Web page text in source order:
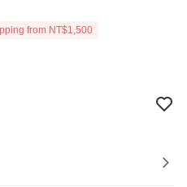
from NT$1,500